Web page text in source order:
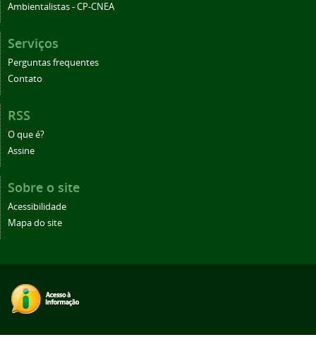
Ambientalistas - CP-CNEA
Serviços
Perguntas frequentes
Contato
RSS
O que é?
Assine
Sobre o site
Acessibilidade
Mapa do site